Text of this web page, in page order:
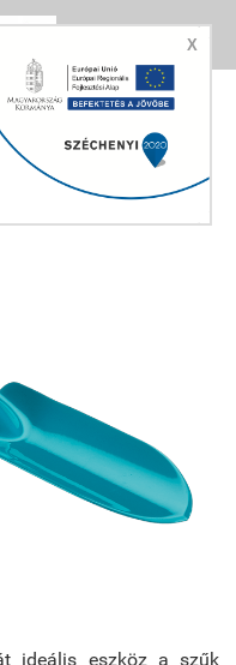
 
6cm
ideális eszköz a szűk
X